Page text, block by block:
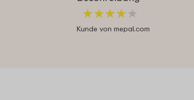
★★★★ ★
★★★★ ★
Kunde von mepal.com